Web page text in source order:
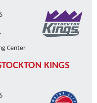
Center
KINGS